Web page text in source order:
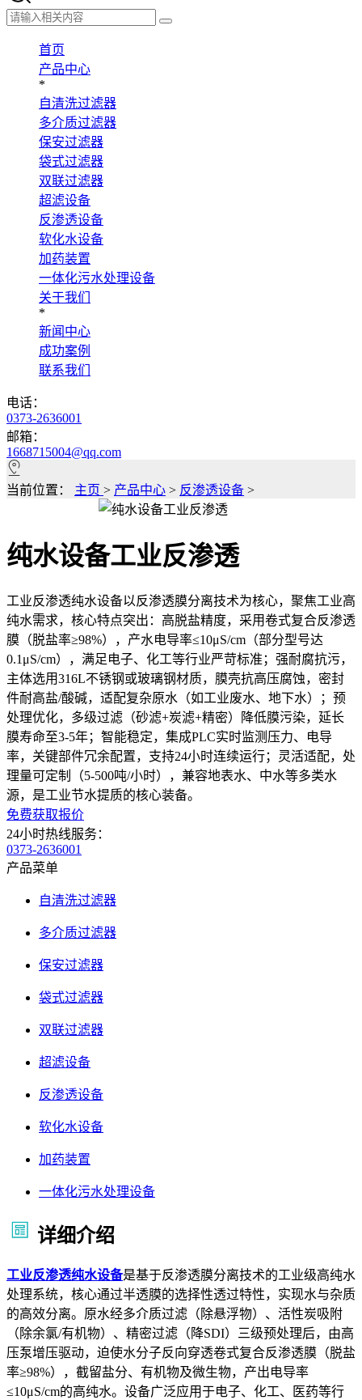
首页
产品中心
*
自清洗过滤器
多介质过滤器
保安过滤器
袋式过滤器
双联过滤器
超滤设备
反渗透设备
软化水设备
加药装置
一体化污水处理设备
关于我们
*
新闻中心
成功案例
联系我们
电话：
0373-2636001
邮箱：
1668715004@qq.com
当前位置： 主页 > 产品中心 > 反渗透设备 >
纯水设备工业反渗透
工业反渗透纯水设备以反渗透膜分离技术为核心，聚焦工业高
纯水需求，核心特点突出：​高脱盐精度，采用卷式复合反渗透
膜（脱盐率≥98%），产水电导率≤10μS/cm（部分型号达
0.1μS/cm），满足电子、化工等行业严苛标准；强耐腐抗污，
主体选用316L不锈钢或玻璃钢材质，膜壳抗高压腐蚀，密封
件耐高盐/酸碱，适配复杂原水（如工业废水、地下水）；预
处理优化，多级过滤（砂滤+炭滤+精密）降低膜污染，延长
膜寿命至3-5年；智能稳定，集成PLC实时监测压力、电导
率，关键部件冗余配置，支持24小时连续运行；灵活适配，处
理量可定制（5-500吨/小时），兼容地表水、中水等多类水
源，是工业节水提质的核心装备。
免费获取报价
24小时热线服务：
0373-2636001
产品菜单
自清洗过滤器
多介质过滤器
保安过滤器
袋式过滤器
双联过滤器
超滤设备
反渗透设备
软化水设备
加药装置
一体化污水处理设备
详细介绍
工业反渗透纯水设备是基于反渗透膜分离技术的工业级高纯水
处理系统，核心通过半透膜的选择性透过特性，实现水与杂质
的高效分离。原水经多介质过滤（除悬浮物）、活性炭吸附
（除余氯/有机物）、精密过滤（降SDI）三级预处理后，由高
压泵增压驱动，迫使水分子反向穿透卷式复合反渗透膜（脱盐
率≥98%），截留盐分、有机物及微生物，产出电导率
≤10μS/cm的高纯水。设备广泛应用于电子、化工、医药等行